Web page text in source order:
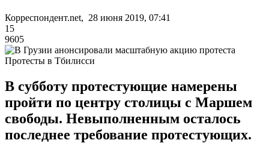
Корреспондент.net, 28 июня 2019, 07:41
15
9605
Протесты в Тбилисси
В субботу протестующие намерены
пройти по центру столицы с Маршем
свободы. Невыполненным осталось
последнее требование протестующих.